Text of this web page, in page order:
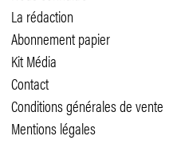
La rédaction
Abonnement papier
Kit Média
Contact
Conditions générales de vente
Mentions légales